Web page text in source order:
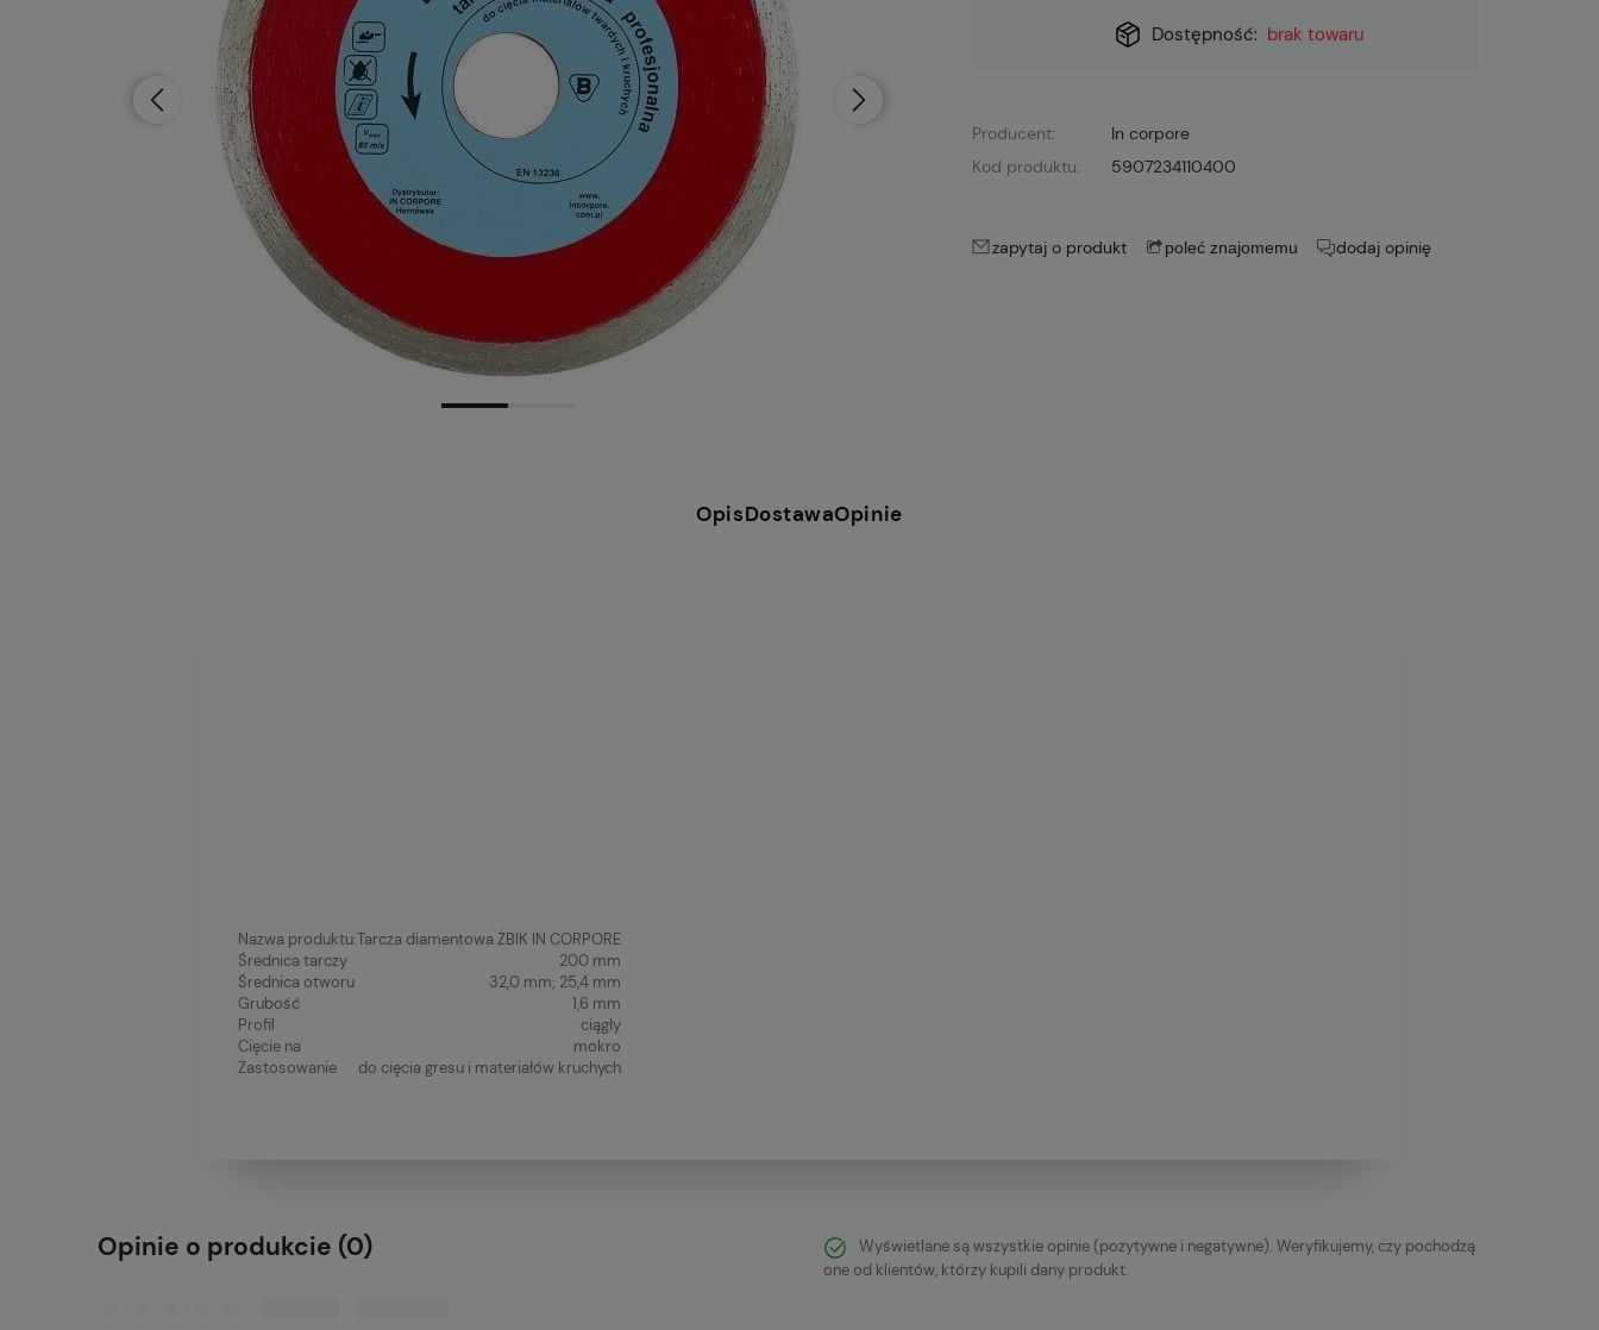
Dostępność: brak towaru Dostępność: brak towaru Dostępność: brak towaru
Producent:
In corpore
Kod produktu:
5907234110400
zapytaj o produkt poleć znajomemu dodaj opinię
OpisDostawaOpinie
Nazwa produktu:Tarcza diamentowa ŻBIK IN CORPORE
Średnica tarczy
200 mm
Średnica otworu
32,0 mm; 25,4 mm
Grubość
1,6 mm
Profil
ciągły
Cięcie na
mokro
Zastosowanie
do cięcia gresu i materiałów kruchych
Opinie o produkcie (0)
Wyświetlane są wszystkie opinie (pozytywne i negatywne). Weryfikujemy, czy pochodzą
one od klientów, którzy kupili dany produkt.